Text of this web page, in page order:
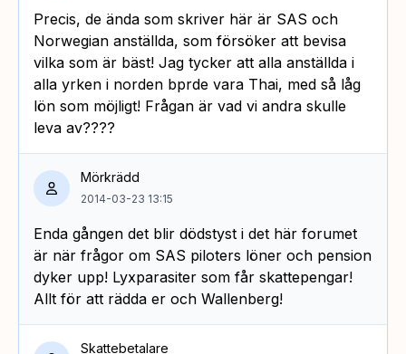
Precis, de ända som skriver här är SAS och
Norwegian anställda, som försöker att bevisa
vilka som är bäst! Jag tycker att alla anställda i
alla yrken i norden bprde vara Thai, med så låg
lön som möjligt! Frågan är vad vi andra skulle
leva av????
Mörkrädd
2014-03-23 13:15
Enda gången det blir dödstyst i det här forumet
är när frågor om SAS piloters löner och pension
dyker upp! Lyxparasiter som får skattepengar!
Allt för att rädda er och Wallenberg!
Skattebetalare